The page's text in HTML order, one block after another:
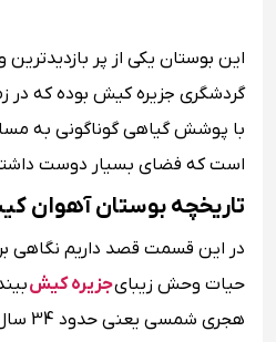
این بوستان یکی از پر
گردشگری جزیره کیش بوده که در
است که فضای بسیار دوست‌
تاریخچه بوستان آهوان
در این قسمت قصد داریم نگاهی
حیات وحش زیبایجزیره کیش
هجری